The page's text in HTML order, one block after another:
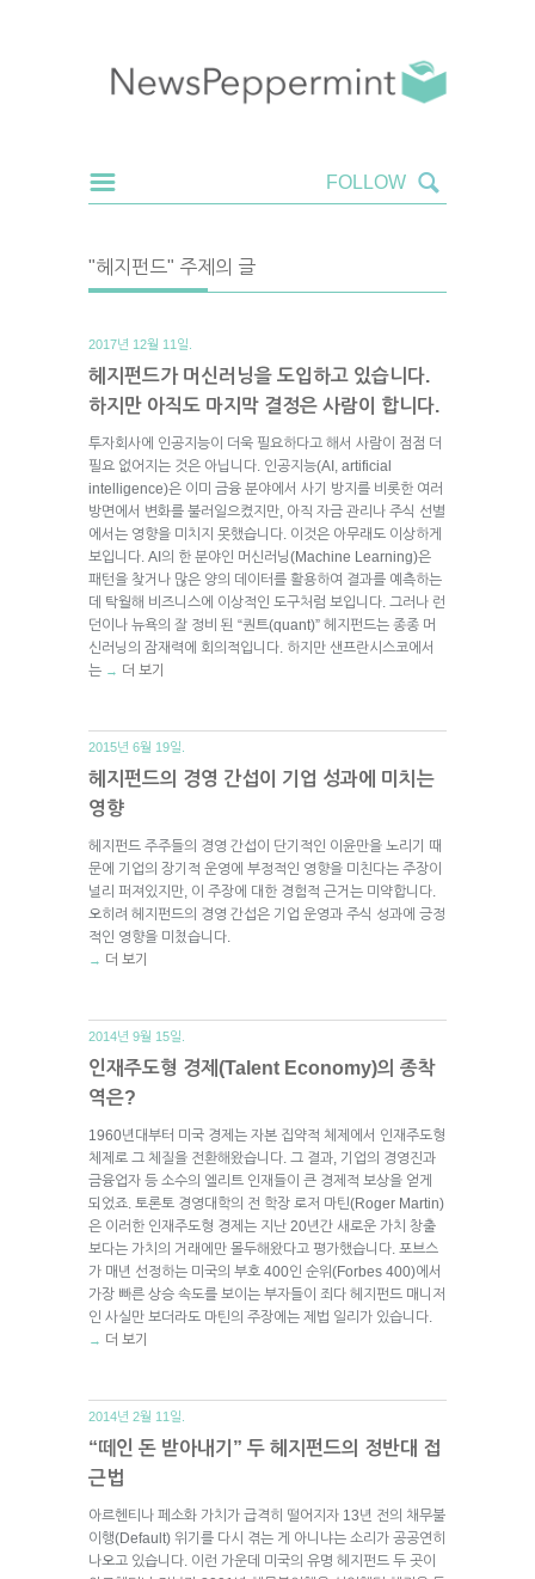
"헤지펀드" 주제의 글
2017년 12월 11일.
헤지펀드가 머신러닝을 도입하고 있습니다.
하지만 아직도 마지막 결정은 사람이 합니다.
투자회사에 인공지능이 더욱 필요하다고 해서 사람이 점점 더
필요 없어지는 것은 아닙니다. 인공지능(AI, artificial
intelligence)은 이미 금융 분야에서 사기 방지를 비롯한 여러
방면에서 변화를 불러일으켰지만, 아직 자금 관리나 주식 선별
에서는 영향을 미치지 못했습니다. 이것은 아무래도 이상하게
보입니다. AI의 한 분야인 머신러닝(Machine Learning)은
패턴을 찾거나 많은 양의 데이터를 활용하여 결과를 예측하는
데 탁월해 비즈니스에 이상적인 도구처럼 보입니다. 그러나 런
던이나 뉴욕의 잘 정비 된 “퀀트(quant)” 헤지펀드는 종종 머
신러닝의 잠재력에 회의적입니다. 하지만 샌프란시스코에서
는 → 더 보기
2015년 6월 19일.
헤지펀드의 경영 간섭이 기업 성과에 미치는
영향
헤지펀드 주주들의 경영 간섭이 단기적인 이윤만을 노리기 때
문에 기업의 장기적 운영에 부정적인 영향을 미친다는 주장이
널리 퍼져있지만, 이 주장에 대한 경험적 근거는 미약합니다.
오히려 헤지펀드의 경영 간섭은 기업 운영과 주식 성과에 긍정
적인 영향을 미쳤습니다.
→ 더 보기
2014년 9월 15일.
인재주도형 경제(Talent Economy)의 종착
역은?
1960년대부터 미국 경제는 자본 집약적 체제에서 인재주도형
체제로 그 체질을 전환해왔습니다. 그 결과, 기업의 경영진과
금융업자 등 소수의 엘리트 인재들이 큰 경제적 보상을 얻게
되었죠. 토론토 경영대학의 전 학장 로저 마틴(Roger Martin)
은 이러한 인재주도형 경제는 지난 20년간 새로운 가치 창출
보다는 가치의 거래에만 몰두해왔다고 평가했습니다. 포브스
가 매년 선정하는 미국의 부호 400인 순위(Forbes 400)에서
가장 빠른 상승 속도를 보이는 부자들이 죄다 헤지펀드 매니저
인 사실만 보더라도 마틴의 주장에는 제법 일리가 있습니다.
→ 더 보기
2014년 2월 11일.
“떼인 돈 받아내기” 두 헤지펀드의 정반대 접
근법
아르헨티나 페소화 가치가 급격히 떨어지자 13년 전의 채무불
이행(Default) 위기를 다시 겪는 게 아니냐는 소리가 공공연히
나오고 있습니다. 이런 가운데 미국의 유명 헤지펀드 두 곳이